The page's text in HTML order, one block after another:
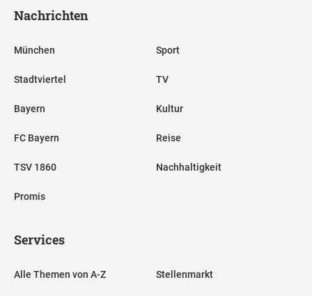
Nachrichten
München
Stadtviertel
Bayern
FC Bayern
TSV 1860
Promis
Sport
TV
Kultur
Reise
Nachhaltigkeit
Services
Alle Themen von A-Z Stellenmarkt